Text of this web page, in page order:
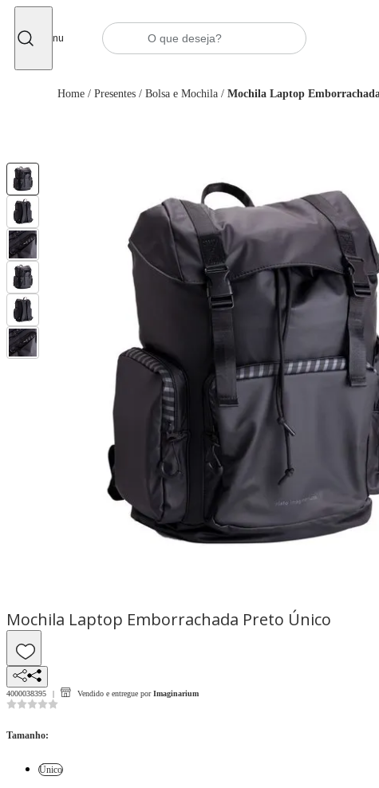
Menu
Home / Presentes / Bolsa e Mochila / Mochila Laptop
Mochila Laptop Emborrachada Preto Único
4000038395 Vendido e entregue por Imaginarium
Tamanho:
Único